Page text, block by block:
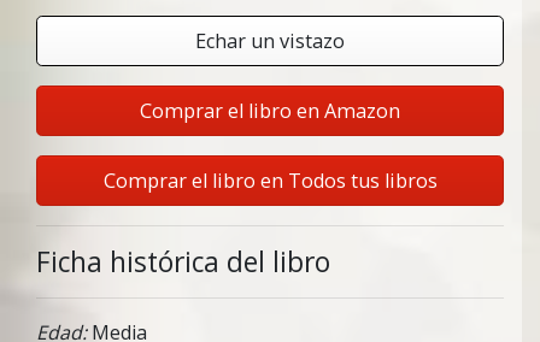
Echar un vistazo
Comprar el libro en Amazon
Comprar el libro en Todos tus libros
Ficha histórica del libro
Edad:Media